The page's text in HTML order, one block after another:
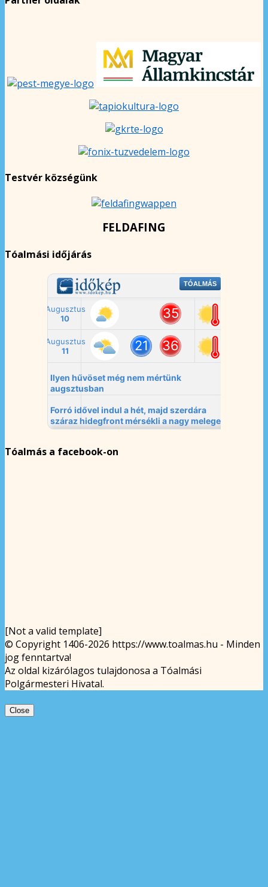
Testvér községünk
FELDAFING
Tóalmási időjárás
Tóalmás a facebook-on
[Not a valid template]
© Copyright 1406-2026 https://www.toalmas.hu - Minden
jog fenntartva!
Az oldal kizárólagos tulajdonosa a Tóalmási
Polgármesteri Hivatal.
Close